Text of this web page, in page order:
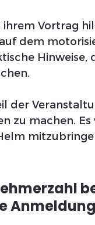
ihrem Vortrag
dem
Hinweise,
der
zu machen.